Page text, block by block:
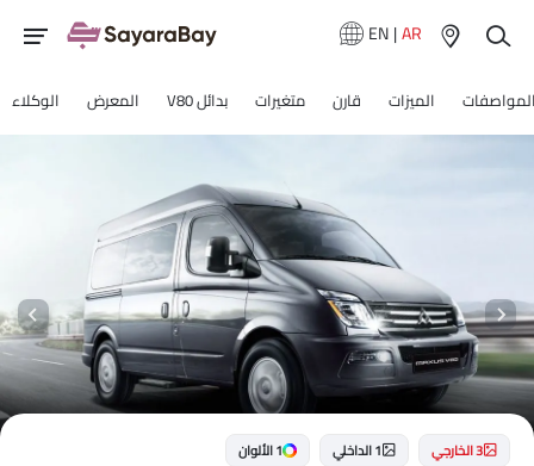
EN|AR
الميزات قارن متغيرات بدائل V80 المعرض الوكلاء
3 الخارجي 1 الداخلي 1 الألوان